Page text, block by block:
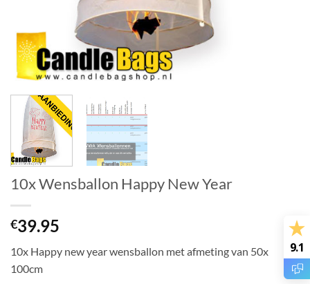
10x Wensballon Happy New Year
€39.95
10x Happy new year wensballon met afmeting van 50x
100cm
9.1